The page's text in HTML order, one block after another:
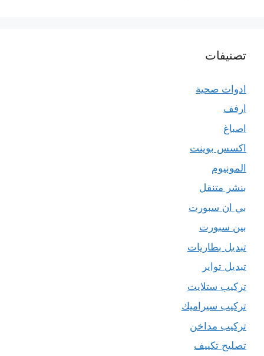
تصنيفات
ادوات صحية
ارفف
اصباغ
اكسس بوينت
المونيوم
بنشر متنقل
بي ان سبورت
بين سبورت
تبديل بطاريات
تبديل تواير
تركيب ستلايت
تركيب سيراميك
تركيب مداخن
تصليح تكييف